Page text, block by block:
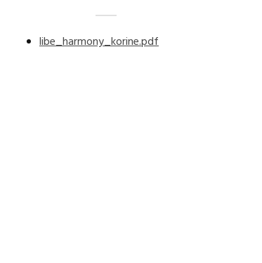
libe_harmony_korine.pdf